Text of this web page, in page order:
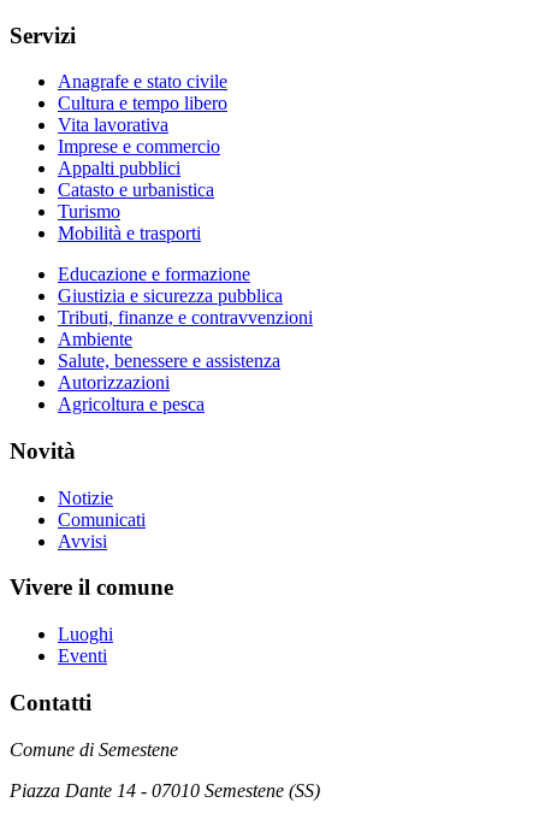
Servizi
Anagrafe e stato civile
Cultura e tempo libero
Vita lavorativa
Imprese e commercio
Appalti pubblici
Catasto e urbanistica
Turismo
Mobilità e trasporti
Educazione e formazione
Giustizia e sicurezza pubblica
Tributi, finanze e contravvenzioni
Ambiente
Salute, benessere e assistenza
Autorizzazioni
Agricoltura e pesca
Novità
Notizie
Comunicati
Avvisi
Vivere il comune
Luoghi
Eventi
Contatti
Comune di Semestene
Piazza Dante 14 - 07010 Semestene (SS)